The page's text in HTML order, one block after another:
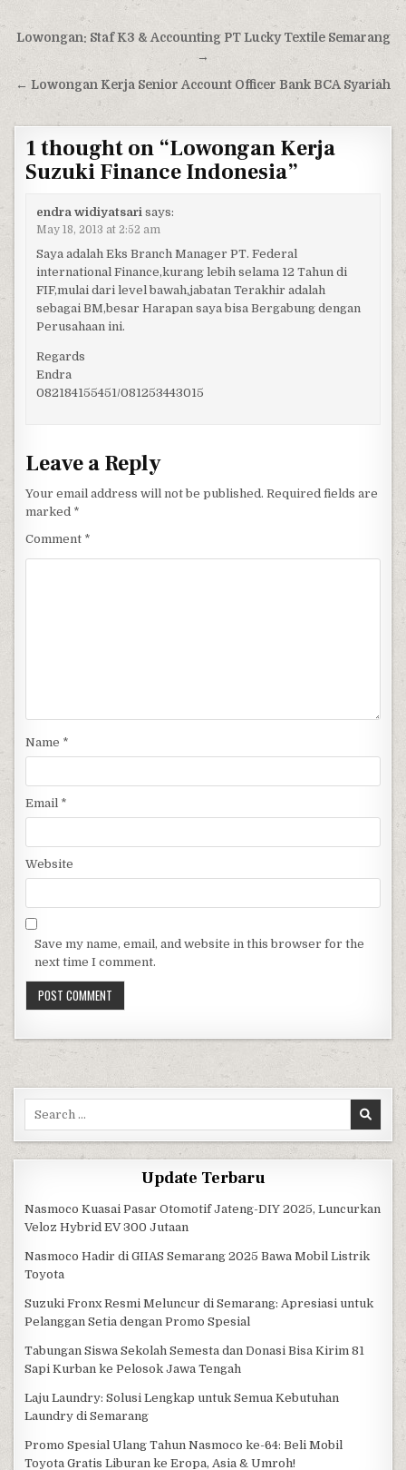
Post navigation
Lowongan: Staf K3 & Accounting PT Lucky Textile Semarang
→
← Lowongan Kerja Senior Account Officer Bank BCA Syariah
1 thought on “Lowongan Kerja
Suzuki Finance Indonesia”
endra widiyatsari says:
May 18, 2013 at 2:52 am
Saya adalah Eks Branch Manager PT. Federal
international Finance,kurang lebih selama 12 Tahun di
FIF,mulai dari level bawah,jabatan Terakhir adalah
sebagai BM,besar Harapan saya bisa Bergabung dengan
Perusahaan ini.
Regards
Endra
082184155451/081253443015
Leave a Reply
Your email address will not be published. Required fields are
marked *
Comment *
Name *
Email *
Website
Save my name, email, and website in this browser for the
next time I comment.
Search for:
Update Terbaru
Nasmoco Kuasai Pasar Otomotif Jateng-DIY 2025, Luncurkan
Veloz Hybrid EV 300 Jutaan
Nasmoco Hadir di GIIAS Semarang 2025 Bawa Mobil Listrik
Toyota
Suzuki Fronx Resmi Meluncur di Semarang: Apresiasi untuk
Pelanggan Setia dengan Promo Spesial
Tabungan Siswa Sekolah Semesta dan Donasi Bisa Kirim 81
Sapi Kurban ke Pelosok Jawa Tengah
Laju Laundry: Solusi Lengkap untuk Semua Kebutuhan
Laundry di Semarang
Promo Spesial Ulang Tahun Nasmoco ke-64: Beli Mobil
Toyota Gratis Liburan ke Eropa, Asia & Umroh!